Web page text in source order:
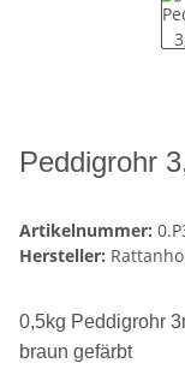
Peddigrohr
Artikelnummer:
Hersteller:
0,5kg Peddigrohr
braun gefärbt